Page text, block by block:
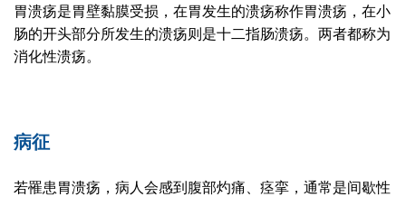
胃溃疡是胃壁黏膜受损，在胃发生的溃疡称作胃溃疡，在小
肠的开头部分所发生的溃疡则是十二指肠溃疡。两者都称为
消化性溃疡。
病征
若罹患胃溃疡，病人会感到腹部灼痛、痉挛，通常是间歇性